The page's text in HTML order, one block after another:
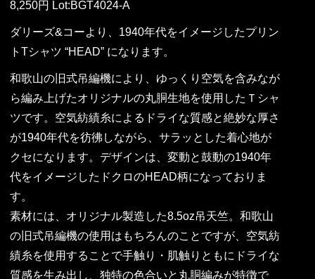
8,250円 Lot:BGT4024-A
ダリーズ&コーより、1940年代をイメージしたプリン
トTシャツ “HEAD” になります。
和歌山の旧式吊編機により、ゆっくり空気を含みなが
ら編み上げたオリジナルの丸胴生地を使用したＴシャ
ツです。空気紡績糸によるドライな質感と絶妙な厚さ
が1940年代を彷彿しながら、サラッとした着心地が
クセになります。デザインは、変動と鼓動の1940年
代をイメージしたドクロのHEAD柄になっておりま
す。
素材には、オリジナル製造した8.5oz吊天竺。和歌山
の旧式吊編機の使用はもちろんのことですが、空気紡
績糸を使用することで手触り・肌触りともにドライな
質感を生み出し、独特の色合いと丸胴編みが特徴で